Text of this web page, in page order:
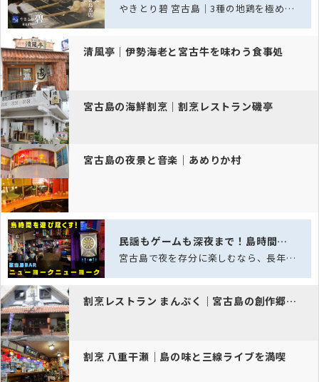
清風亭｜伊勢海老と宮古牛を味わう食事処
宮古島の海鮮割烹｜割烹レストラン磯亭
宮古島の夜景と音楽｜あめりか村
割烹レストラン まんぷく｜宮古島の創作郷土料理
割烹 八重干瀬｜島の味と三線ライブを満喫
やきとり碧 宮古島｜3種の地鶏を極める、宮古島の焼き鳥名店
民謡もゲームも深夜まで！島時間を遊び尽くす、老舗スポーツバー「ニュー…
宮古島で夜を存分に楽しむなら、長年愛され続ける老舗スポーツバー「ニューヨークニュ…